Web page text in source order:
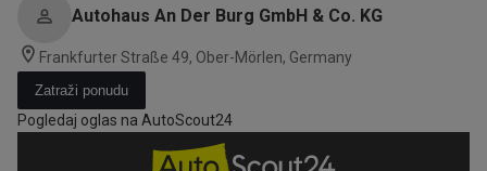
Autohaus An Der Burg GmbH & Co. KG
Frankfurter Straße 49, Ober-Mörlen, Germany
Zatraži ponudu
Pogledaj oglas na AutoScout24